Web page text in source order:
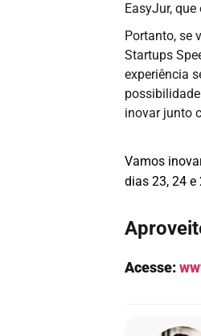
EasyJur,
Portanto, se
Startups
experiência
inovar junto
Vamos
dias 23, 24
Acesse: